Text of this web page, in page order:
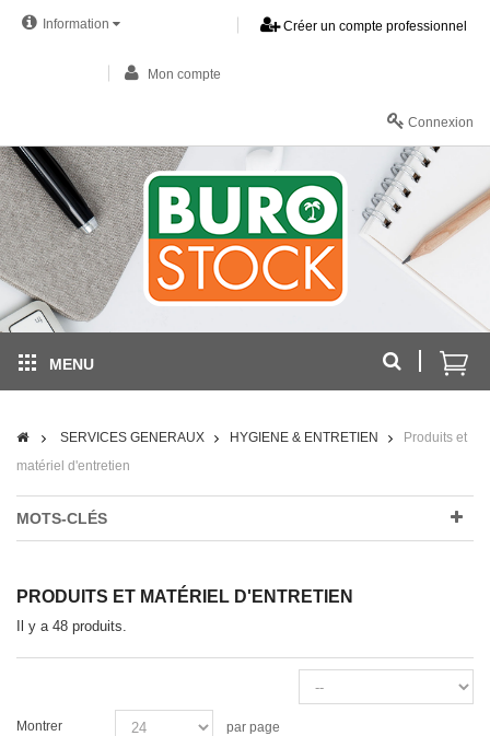
Information Créer un compte professionnel
Mon compte
Connexion
MENU
SERVICES GENERAUX HYGIENE & ENTRETIEN
Produits et
matériel d'entretien
MOTS-CLÉS
PRODUITS ET MATÉRIEL D'ENTRETIEN
Il y a 48 produits.
Montrer par page